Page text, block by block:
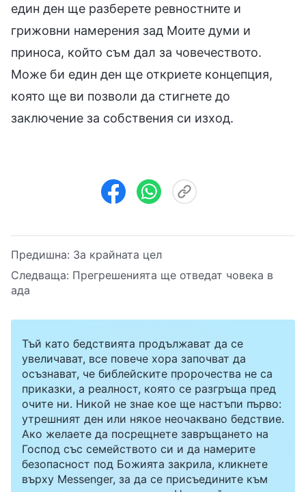
един ден ще разберете ревностните и
грижовни намерения зад Моите думи и
приноса, който съм дал за човечеството.
Може би един ден ще откриете концепция,
която ще ви позволи да стигнете до
заключение за собствения си изход.
Предишна: За крайната цел
Следваща: Прегрешенията ще отведат човека в
ада
Тъй като бедствията продължават да се
увеличават, все повече хора започват да
осъзнават, че библейските пророчества не са
приказки, а реалност, която се разгръща пред
очите ни. Никой не знае кое ще настъпи първо:
утрешният ден или някое неочаквано бедствие.
Ако желаете да посрещнете завръщането на
Господ със семейството си и да намерите
безопасност под Божията закрила, кликнете
върху Messenger, за да се присъедините към